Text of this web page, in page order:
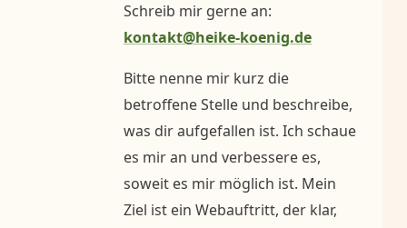
Schreib mir gerne an:
kontakt@heike-koenig.de
Bitte nenne mir kurz die
betroffene Stelle und beschreibe,
was dir aufgefallen ist. Ich schaue
es mir an und verbessere es,
soweit es mir möglich ist. Mein
Ziel ist ein Webauftritt, der klar,